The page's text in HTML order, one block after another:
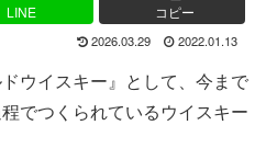
LINE コピー
2026.03.29 2022.01.13
ウイスキー』として、今まで
でつくられているウイスキー